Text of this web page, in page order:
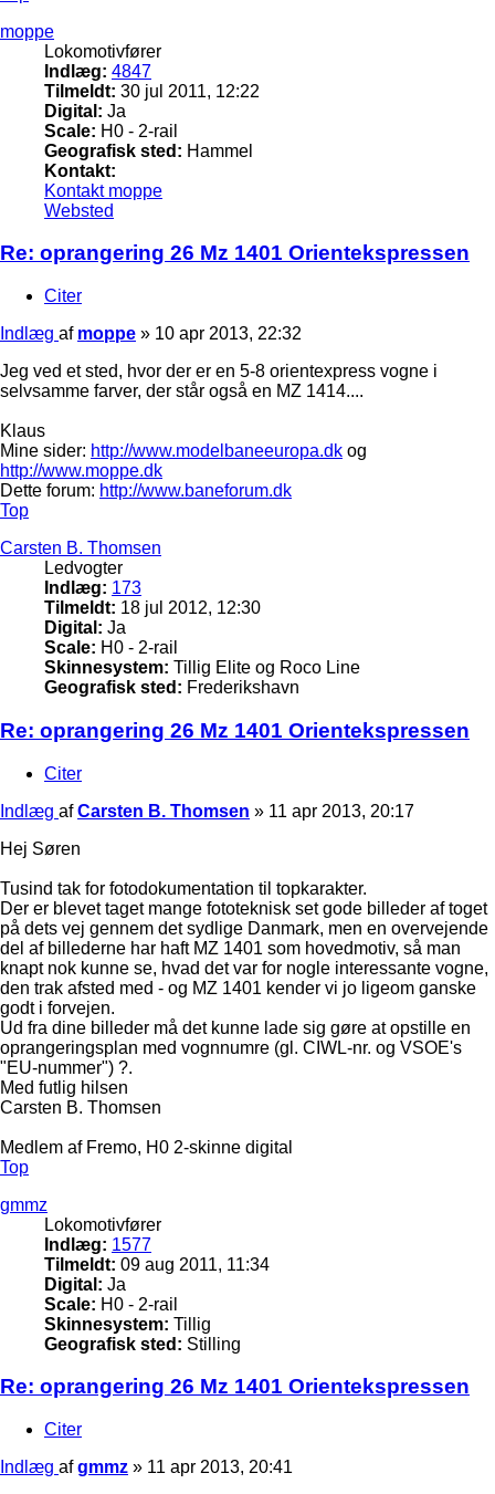
moppe
Lokomotivfører
Indlæg: 4847
Tilmeldt: 30 jul 2011, 12:22
Digital: Ja
Scale: H0 - 2-rail
Geografisk sted: Hammel
Kontakt:
Kontakt moppe
Websted
Re: oprangering 26 Mz 1401 Orientekspressen
Citer
Indlæg af moppe » 10 apr 2013, 22:32
Jeg ved et sted, hvor der er en 5-8 orientexpress vogne i
selvsamme farver, der står også en MZ 1414....
Klaus
Mine sider: http://www.modelbaneeuropa.dk og
http://www.moppe.dk
Dette forum: http://www.baneforum.dk
Top
Carsten B. Thomsen
Ledvogter
Indlæg: 173
Tilmeldt: 18 jul 2012, 12:30
Digital: Ja
Scale: H0 - 2-rail
Skinnesystem: Tillig Elite og Roco Line
Geografisk sted: Frederikshavn
Re: oprangering 26 Mz 1401 Orientekspressen
Citer
Indlæg afCarsten B. Thomsen » 11 apr 2013, 20:17
Hej Søren
Tusind tak for fotodokumentation til topkarakter.
Der er blevet taget mange fototeknisk set gode billeder af toget
på dets vej gennem det sydlige Danmark, men en overvejende
del af billederne har haft MZ 1401 som hovedmotiv, så man
knapt nok kunne se, hvad det var for nogle interessante vogne,
den trak afsted med - og MZ 1401 kender vi jo ligeom ganske
godt i forvejen.
Ud fra dine billeder må det kunne lade sig gøre at opstille en
oprangeringsplan med vognnumre (gl. CIWL-nr. og VSOE's
"EU-nummer") ?.
Med futlig hilsen
Carsten B. Thomsen
Medlem af Fremo, H0 2-skinne digital
Top
gmmz
Lokomotivfører
Indlæg: 1577
Tilmeldt: 09 aug 2011, 11:34
Digital: Ja
Scale: H0 - 2-rail
Skinnesystem: Tillig
Geografisk sted: Stilling
Re: oprangering 26 Mz 1401 Orientekspressen
Citer
Indlæg afgmmz » 11 apr 2013, 20:41